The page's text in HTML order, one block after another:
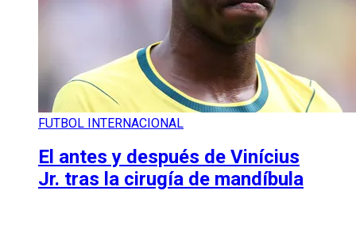
FUTBOL INTERNACIONAL
El antes y después de Vinícius
Jr. tras la cirugía de mandíbula